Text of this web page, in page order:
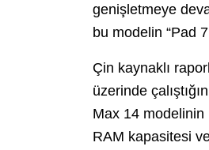
genişletmeye
bu modelin “Pad
Çin kaynaklı
üzerinde
Max 14 modelinin
RAM kapasitesi